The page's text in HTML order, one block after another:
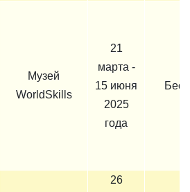
Музей
WorldSkills
21
марта -
15 июня
2025
года
26